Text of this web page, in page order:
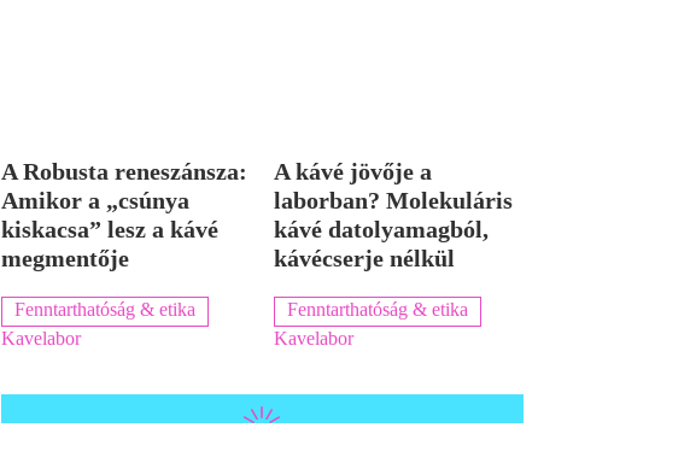
A Robusta reneszánsza:
Amikor a „csúnya
kiskacsa” lesz a kávé
megmentője
Fenntarthatóság & etika
Kavelabor
A kávé jövője a
laborban? Molekuláris
kávé datolyamagból,
kávécserje nélkül
Fenntarthatóság & etika
Kavelabor